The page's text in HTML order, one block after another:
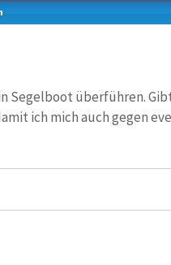
Segelboot überführen.
ich mich auch gegen